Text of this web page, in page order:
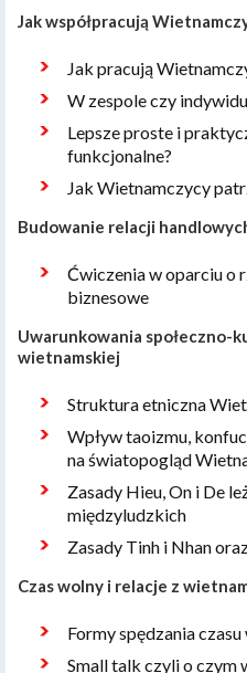
Jak współpracują
Jak pracują
W zespole czy
Lepsze proste i
funkcjonalne?
Jak Wietnamczycy
Budowanie relacji
Ćwiczenia w oparciu o
biznesowe
Uwarunkowania społeczno-
wietnamskiej
Struktura etniczna
Wpływ taoizmu,
na światopogląd
Zasady Hieu, On i De
międzyludzkich
Zasady Tinh i Nhan
Czas wolny i relacje z
Formy spędzania
Small talk czyli o czym